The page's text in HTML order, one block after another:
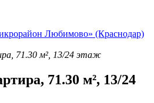
Любимово» (Краснодар)
71.30 м², 13/24 этаж
71.30 м², 13/24